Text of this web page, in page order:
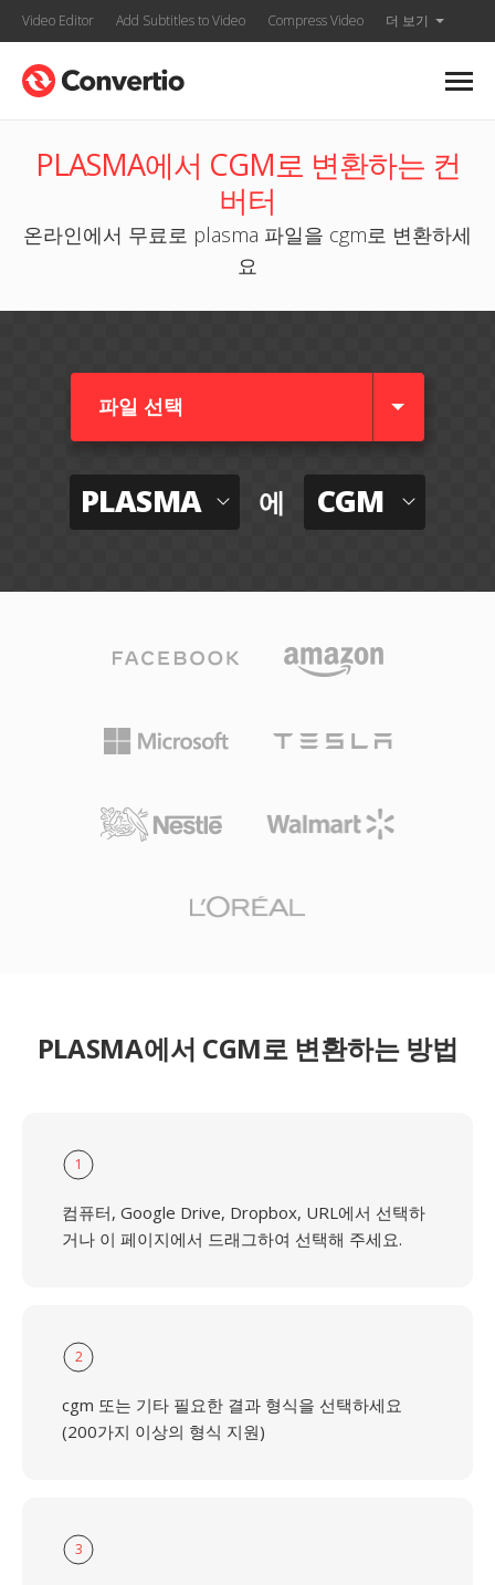
Video Editor Add Subtitles to Video Compress Video 더 보기
PLASMA에서 CGM로 변환하는 컨
버터
온라인에서 무료로 plasma 파일을 cgm로 변환하세
요
파일 선택
PLASMA 에 CGM
PLASMA에서 CGM로 변환하는 방법
1
컴퓨터, Google Drive, Dropbox, URL에서 선택하
거나 이 페이지에서 드래그하여 선택해 주세요.
2
cgm 또는 기타 필요한 결과 형식을 선택하세요
(200가지 이상의 형식 지원)
3